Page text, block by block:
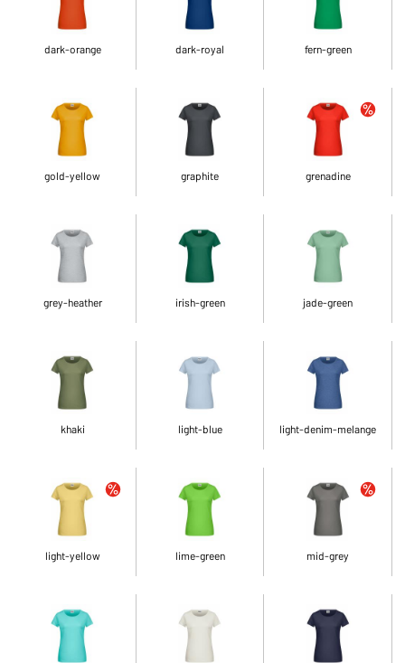
dark-orange dark-royal fern-green
gold-yellow graphite grenadine
grey-heather irish-green jade-green
khaki light-blue light-denim-melange
light-yellow lime-green mid-grey